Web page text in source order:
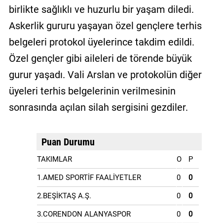
birlikte sağlıklı ve huzurlu bir yaşam diledi.
Askerlik gururu yaşayan özel gençlere terhis
belgeleri protokol üyelerince takdim edildi.
Özel gençler gibi aileleri de törende büyük
gurur yaşadı. Vali Arslan ve protokolün diğer
üyeleri terhis belgelerinin verilmesinin
sonrasında açılan silah sergisini gezdiler.
Puan Durumu
TAKIMLAR O P
1.AMED SPORTİF FAALİYETLER 0 0
2.BEŞİKTAŞ A.Ş. 0 0
3.CORENDON ALANYASPOR 0 0